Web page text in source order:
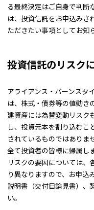
る最終決定はご自身で判断
は、投資信託をお申込みさ
ただきたい事項としてお知
投資信託のリスク
アライアンス・バーンスタ
は、株式・債券等の値動き
建資産には為替変動リスク
し、投資元本を割り込むこ
されているものではありま
全て投資者の皆様に帰属し
リスクの要因については、
り異なりますので、お申込
説明書（交付目論見書）、
い。